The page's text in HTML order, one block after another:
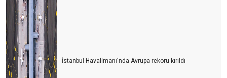
İstanbul Havalimanı'nda Avrupa rekoru kırıldı